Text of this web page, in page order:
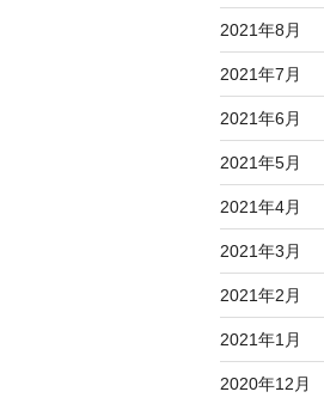
2021年8月
2021年7月
2021年6月
2021年5月
2021年4月
2021年3月
2021年2月
2021年1月
2020年12月